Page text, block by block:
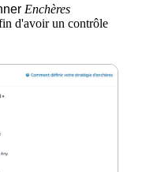
Enchères
d'avoir un contrôle